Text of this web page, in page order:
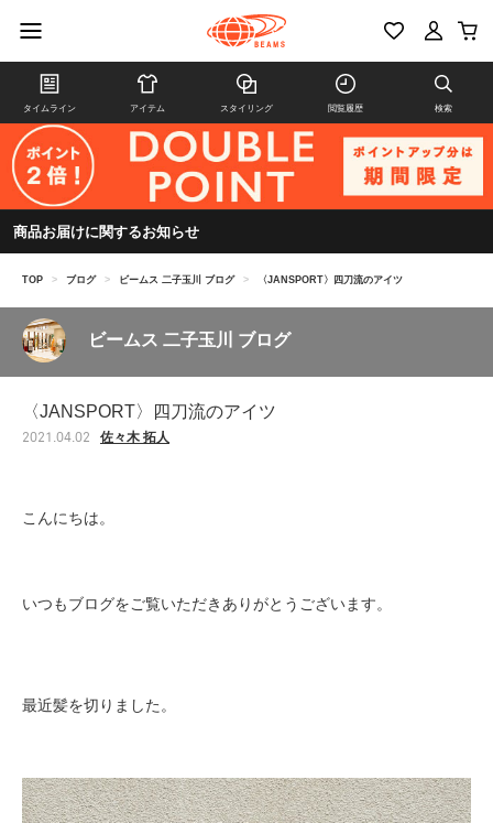
タイムライン アイテム スタイリング 閲覧履歴 検索
商品お届けに関するお知らせ
TOP > ブログ > ビームス 二子玉川 ブログ > 〈JANSPORT〉四刀流のアイツ
ビームス 二子玉川 ブログ
〈JANSPORT〉四刀流のアイツ
2021.04.02 佐々木 拓人
こんにちは。
いつもブログをご覧いただきありがとうございます。
最近髪を切りました。